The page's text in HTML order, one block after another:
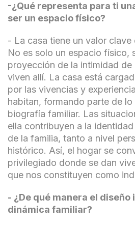
-¿Qué representa para ti
ser un espacio físico?
- La casa tiene un valor clave
No es solo un espacio físico,
proyección de la intimidad
viven allí. La casa está
por las vivencias y
habitan, formando parte de lo
biografía familiar. Las
ella contribuyen a la
de la familia, tanto a nivel
histórico. Así, el hogar se
privilegiado donde se dan
que nos constituyen como
- ¿De qué manera el diseño
dinámica familiar?